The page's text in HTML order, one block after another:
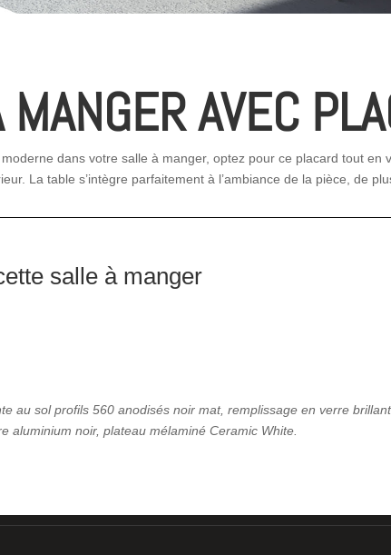
AVEC
dans votre salle à manger, optez pour ce placard tout
La table s’intègre parfaitement à l’ambiance de la pièce, de
salle à manger
au sol profils 560 anodisés noir mat, remplissage en verre
aluminium noir, plateau mélaminé Ceramic White.